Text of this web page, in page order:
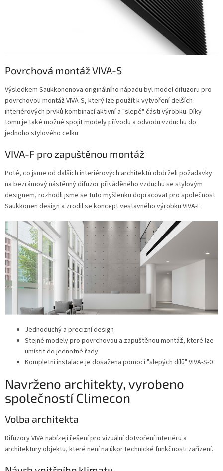
Povrchová montáž VIVA-S
Výsledkem Saukkonenova originálního nápadu byl model difuzoru pro
povrchovou montáž VIVA-S, který lze použít k vytvoření delších
interiérových prvků kombinací aktivní a "slepé" části výrobku. Díky
tomu je také možné spojit modely přívodu a odvodu vzduchu do
jednoho stylového celku.
VIVA-F pro zapuštěnou montáž
Poté, co jsme od dalších interiérových architektů obdrželi požadavky
na bezrámový nástěnný difuzor přiváděného vzduchu se stylovým
designem, rozhodli jsme se tuto myšlenku dopracovat pro společnost
Saukkonen design a zrodil se koncept vestavného výrobku VIVA-F.
Jednoduchý a precizní design
Stejné modely pro povrchovou a zapuštěnou montáž, které lze
umístit do jednotné řady
Kompletní instalace je dosažena pomocí "slepých dílů" VIVA-S-0
Navrženo architekty, vyrobeno
společností Climecon
Volba architekta
Difuzory VIVA nabízejí řešení pro vizuální dotvoření interiéru a
architektury objektu, které není na úkor technické funkčnosti zařízení.